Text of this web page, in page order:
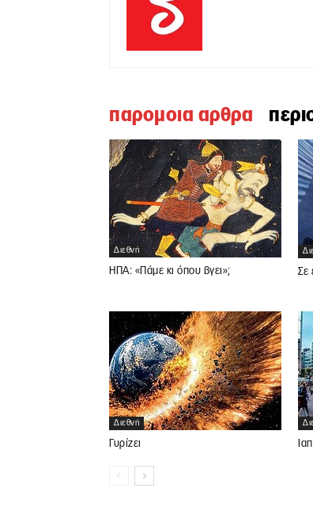
παρομοια αρθρα
Διεθνή
ΗΠΑ: «Πάμε κι όπου βγει»; Σε
Διεθνή
Γυρίζει